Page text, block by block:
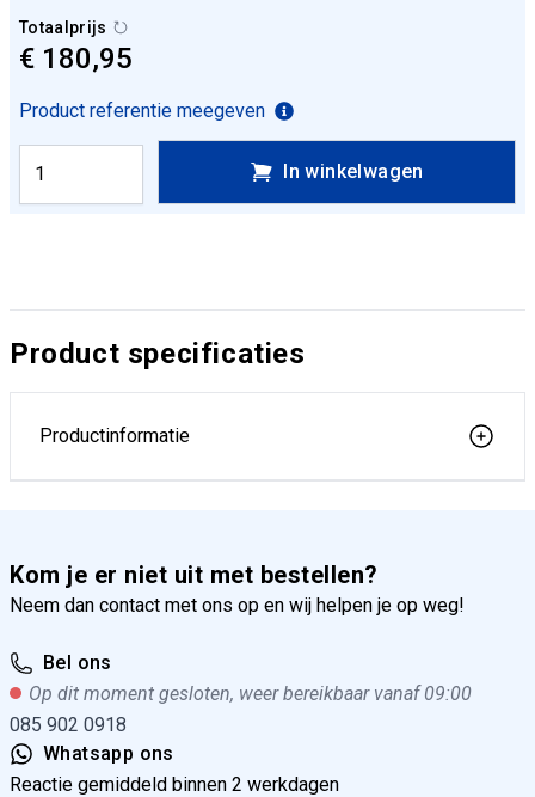
Totaalprijs
€ 180,95
Product referentie meegeven
In winkelwagen
Product specificaties
Productinformatie
Kom je er niet uit met bestellen?
Neem dan contact met ons op en wij helpen je op weg!
Bel ons
Op dit moment gesloten, weer bereikbaar vanaf 09:00
085 902 0918
Whatsapp ons
Reactie gemiddeld binnen 2 werkdagen